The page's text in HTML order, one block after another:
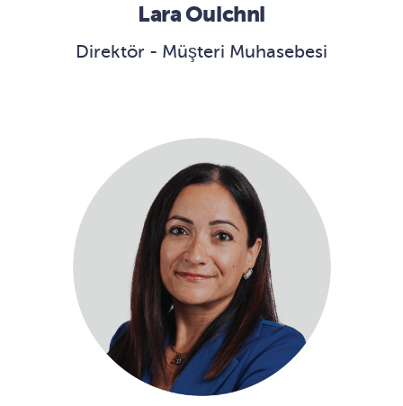
Lara Ouichni
Direktör - Müşteri Muhasebesi